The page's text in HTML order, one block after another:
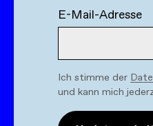
E-Mail-Adresse
Ich stimme der
und kann mich